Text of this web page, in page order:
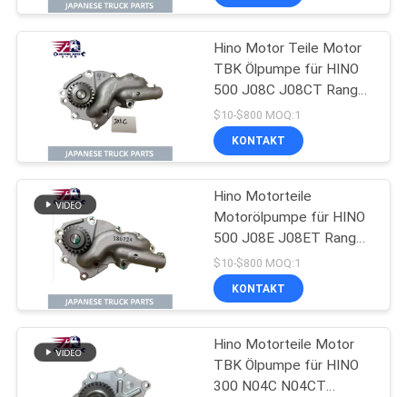
Hino Motor Teile Motor
TBK Ölpumpe für HINO
500 J08C J08CT Ranger
Truck OEM Nummer
L260-0080S
$10-$800 MOQ:1
KONTAKT
Hino Motorteile
Motorölpumpe für HINO
500 J08E J08ET Ranger
Truck OEM Nummer
15110-2150
$10-$800 MOQ:1
KONTAKT
Hino Motorteile Motor
TBK Ölpumpe für HINO
300 N04C N04CT